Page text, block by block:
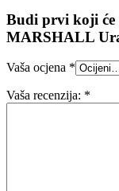
Budi prvi koji će
MARSHALL
Vaša ocjena *
Vaša recenzija: *